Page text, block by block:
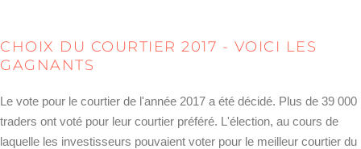
CHOIX DU COURTIER 2017 - VOICI LES
GAGNANTS
Le vote pour le courtier de l'année 2017 a été décidé. Plus de 39 000
traders ont voté pour leur courtier préféré. L'élection, au cours de
laquelle les investisseurs pouvaient voter pour le meilleur courtier du